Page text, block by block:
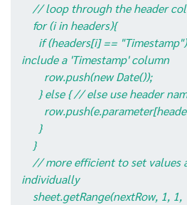
// loop through the header
for (i in headers){
if (headers[i] ==
include a 'Timestamp' column
row.push(new Date());
} else { // else use header
}
}
// more efficient to set values
individually
sheet.getRange(nextRow, 1, 1,